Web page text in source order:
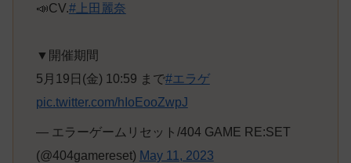
📣CV.#上田麗奈
▼開催期間
5月19日(金) 10:59 まで#エラゲ
pic.twitter.com/hIoEooZwpJ
— エラーゲームリセット/404 GAME RE:SET
(@404gamereset) May 11, 2023